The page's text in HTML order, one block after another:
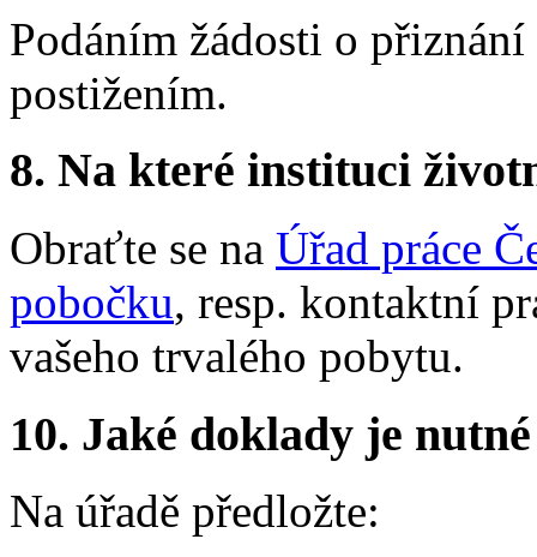
Podáním žádosti o
postižením.
8. Na které instituci
Obraťte se na Úřad práce
pobočku, resp. kontaktní
vašeho trvalého pobytu.
10. Jaké doklady je
Na úřadě předložte: